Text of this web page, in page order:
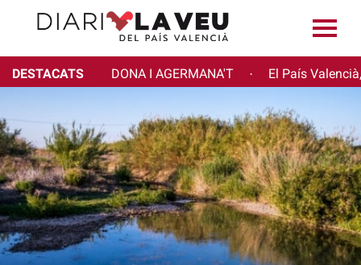
DESTACATS DONA I AGERMANA'T · El País